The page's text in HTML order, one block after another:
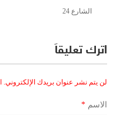
الشارع 24
اترك تعليقاً
لن يتم نشر عنوان بريدك الإلكتروني.
الاسم *